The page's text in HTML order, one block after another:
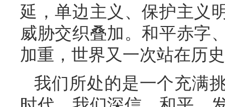
延，单边主义、保护主义
威胁交织叠加。和平赤字
加重，世界又一次站在历
我们所处的是一个充满